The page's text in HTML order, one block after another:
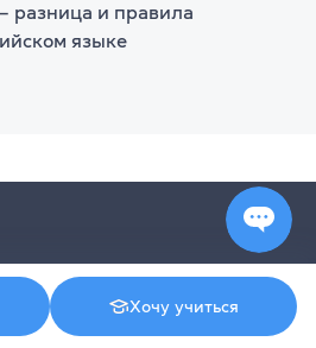
разница и правила
языке
Хочу учиться